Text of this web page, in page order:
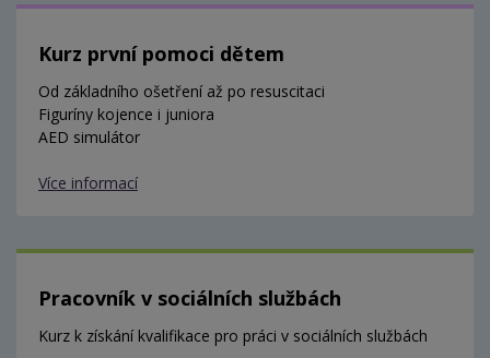
Kurz první pomoci dětem
Od základního ošetření až po resuscitaci
Figuríny kojence i juniora
AED simulátor
Více informací
Pracovník v sociálních službách
Kurz k získání kvalifikace pro práci v sociálních službách